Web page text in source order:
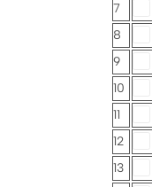
7
8
9
10
11
12
13